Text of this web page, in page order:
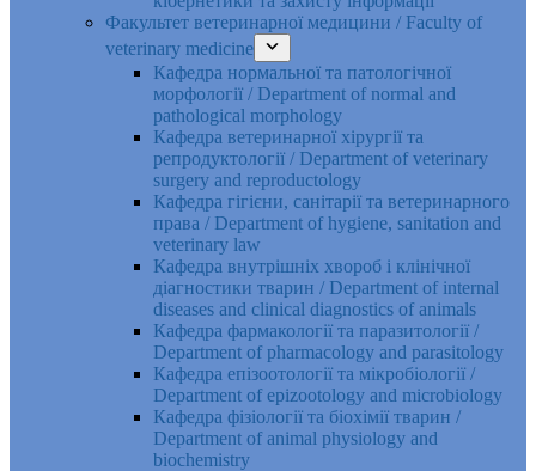
Факультет ветеринарної медицини / Faculty of
veterinary medicine
Кафедра нормальної та патологічної
морфології / Department of normal and
pathological morphology
Кафедра ветеринарної хірургії та
репродуктології / Department of veterinary
surgery and reproductology
Кафедра гігієни, санітарії та ветеринарного
права / Department of hygiene, sanitation and
veterinary law
Кафедра внутрішніх хвороб і клінічної
діагностики тварин / Department of internal
diseases and clinical diagnostics of animals
Кафедра фармакології та паразитології /
Department of pharmacology and parasitology
Кафедра епізоотології та мікробіології /
Department of epizootology and microbiology
Кафедра фізіології та біохімії тварин /
Department of animal physiology and
biochemistry